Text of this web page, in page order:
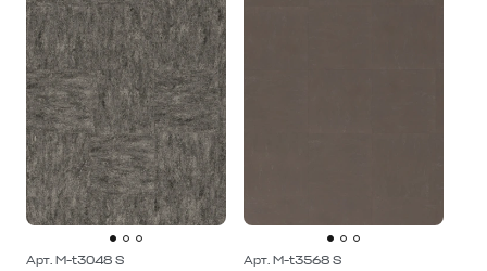
Арт. M-t3048 S Арт. M-t3568 S